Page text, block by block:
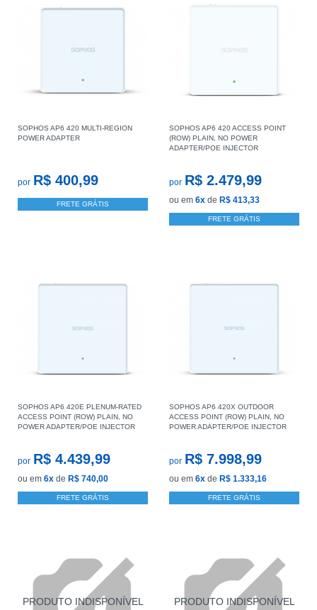
SOPHOS AP6 420 MULTI-REGION
POWER ADAPTER
por R$ 400,99
FRETE GRÁTIS
SOPHOS AP6 420 ACCESS POINT
(ROW) PLAIN, NO POWER
ADAPTER/POE INJECTOR
por R$ 2.479,99
ou em 6x de R$ 413,33
FRETE GRÁTIS
SOPHOS AP6 420E PLENUM-RATED
ACCESS POINT (ROW) PLAIN, NO
POWER ADAPTER/POE INJECTOR
por R$ 4.439,99
ou em 6x de R$ 740,00
FRETE GRÁTIS
SOPHOS AP6 420X OUTDOOR
ACCESS POINT (ROW) PLAIN, NO
POWER ADAPTER/POE INJECTOR
por R$ 7.998,99
ou em 6x de R$ 1.333,16
FRETE GRÁTIS